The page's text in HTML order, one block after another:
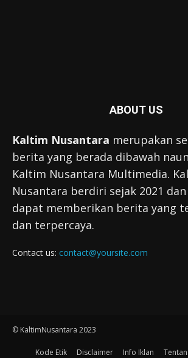
ABOUT US
Kaltim Nusantara merupakan
berita yang berada dibawah
Kaltim Nusantara Multimedia.
Nusantara berdiri sejak 2021
dapat memberikan berita yang
dan terpercaya.
Contact us: contact@yoursite.com
© KaltimNusantara 2023
Kode Etik Disclaimer Info Iklan